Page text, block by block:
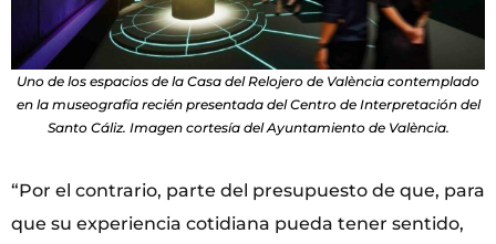
Uno de los espacios de la Casa del Relojero de València contemplado
en la museografía recién presentada del Centro de Interpretación del
Santo Cáliz. Imagen cortesía del Ayuntamiento de València.
“Por el contrario, parte del presupuesto de que, para
que su experiencia cotidiana pueda tener sentido,